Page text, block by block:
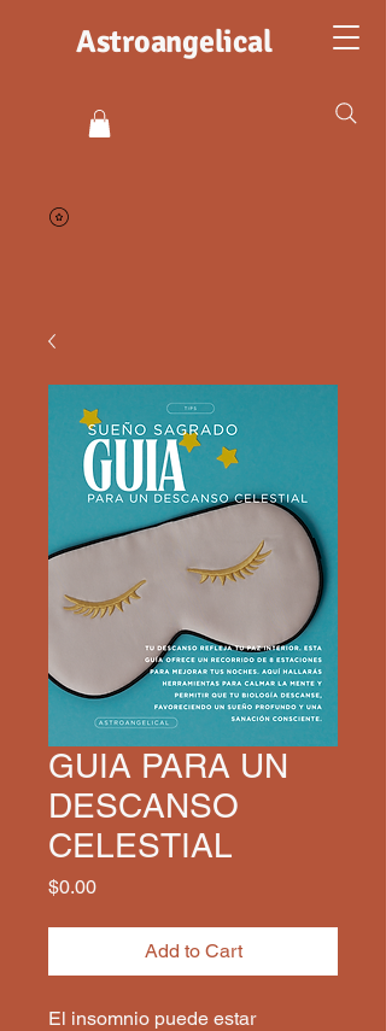
Astroangelical
GUIA PARA UN
DESCANSO
CELESTIAL
$0.00Price
Add to Cart
El insomnio puede estar